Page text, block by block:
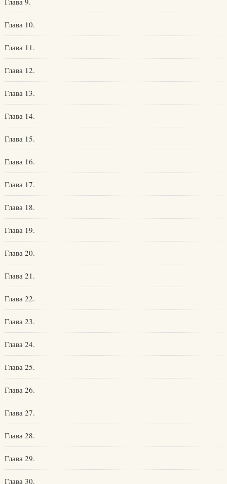
Глава 10.
Глава 11.
Глава 12.
Глава 13.
Глава 14.
Глава 15.
Глава 16.
Глава 17.
Глава 18.
Глава 19.
Глава 20.
Глава 21.
Глава 22.
Глава 23.
Глава 24.
Глава 25.
Глава 26.
Глава 27.
Глава 28.
Глава 29.
Глава 30.